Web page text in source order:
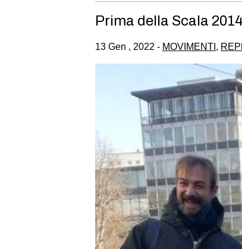
Prima della Scala
13 Gen , 2022 - MOVIMENTI ,